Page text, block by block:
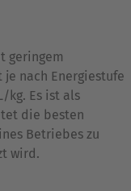
geringem
nach Energiestufe
kg. Es ist als
die besten
Betriebes zu
wird.